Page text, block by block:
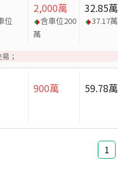
位
2,000萬
含車位200
萬
32.85萬
37.17萬
；
900萬 59.78萬
1